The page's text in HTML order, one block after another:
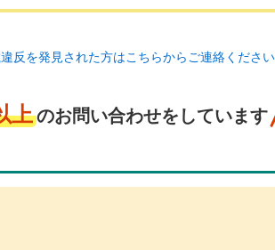
反を発見された方はこちらからご連絡ください
上のお問い合わせをしています